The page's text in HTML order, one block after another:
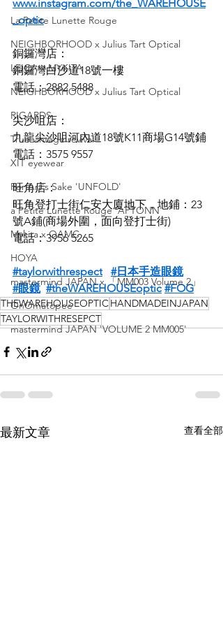
La Petite Lunette Rouge
NEIGHBORHOOD x Julius Tart Optical
LEICA x MYKITA
NEIGHBORHOOD x Julius Tart Optical
RIGARDS
True vintage revival
XIT eyewear
For Art's Sake 'UNFOLD'
a Petite Lunette Rouge 'APTONN'
Mykita x OAMC
HOYA
mastermind JAPAN x 「MM003 Volume 2」
OnOmatopee
mastermind JAPAN 'VOLUME 2 MM005'
www.instagram.com/the_WAREHOUSE
_optic
銅鑼灣店：
銅鑼灣白沙道18號一樓
電話：2882 5488
尖沙咀店：
九龍尖沙咀河內道18號K11商場G14號鋪
電話：3575 9557
旺角店：
旺角登打士街仁安大廈地下，地鋪：23
號A鋪(商場外圍，面向登打士街)
電話：3956 5265
#taylorwithrespect
#日本手造眼鏡
#眼鏡 #theWAREHOUSEoptic #FOG
THEWAREHOUSEOPTICHANDMADEINJAPAN
TAYLORWITHRESEPCT
最新文章 查看全部